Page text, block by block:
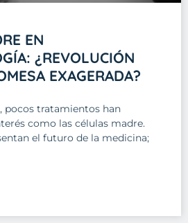
EN
¿REVOLUCIÓN
EXAGERADA?
pocos tratamientos han
como las células madre.
el futuro de la medicina;